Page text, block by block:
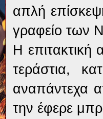
απλή
γραφείο των
Η επιτακτική
τεράστια,
αναπάντεχα
την έφερε